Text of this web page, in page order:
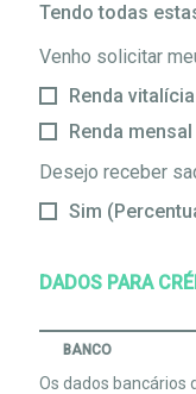
Tendo todas
Venho solicitar
Renda vitalícia
Renda
Desejo receber
Sim
DADOS PARA
BANCO
Os dados bancários